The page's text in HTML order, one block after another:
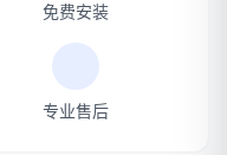
免费安装
专业售后